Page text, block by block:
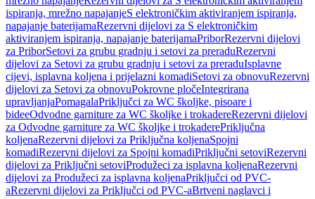
ispiranja, mrežno napajanjeS elektroničkim aktiviranjem ispiranja,
napajanje baterijamaRezervni dijelovi za S elektroničkim
aktiviranjem ispiranja, napajanje baterijamaPriborRezervni dijelovi
za PriborSetovi za grubu gradnju i setovi za preraduRezervni
dijelovi za Setovi za grubu gradnju i setovi za preraduIsplavne
cijevi, isplavna koljena i prijelazni komadiSetovi za obnovuRezervni
dijelovi za Setovi za obnovuPokrovne pločeIntegrirana
upravljanjaPomagalaPriključci za WC školjke, pisoare i
bideeOdvodne garniture za WC školjke i trokadereRezervni dijelovi
za Odvodne garniture za WC školjke i trokaderePriključna
koljenaRezervni dijelovi za Priključna koljenaSpojni
komadiRezervni dijelovi za Spojni komadiPriključni setoviRezervni
dijelovi za Priključni setoviProdužeci za isplavna koljenaRezervni
dijelovi za Produžeci za isplavna koljenaPriključci od PVC-
aRezervni dijelovi za Priključci od PVC-aBrtveni naglavci i